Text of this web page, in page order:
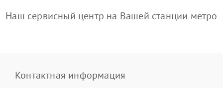
Наш сервисный центр на Вашей станции метро
Контактная информация